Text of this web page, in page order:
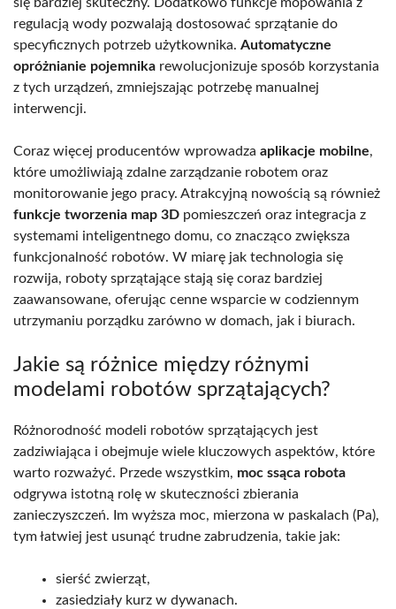
się bardziej skuteczny. Dodatkowo funkcje mopowania z
regulacją wody pozwalają dostosować sprzątanie do
specyficznych potrzeb użytkownika. Automatyczne
opróżnianie pojemnika rewolucjonizuje sposób korzystania
z tych urządzeń, zmniejszając potrzebę manualnej
interwencji.
Coraz więcej producentów wprowadza aplikacje mobilne,
które umożliwiają zdalne zarządzanie robotem oraz
monitorowanie jego pracy. Atrakcyjną nowością są również
funkcje tworzenia map 3D pomieszczeń oraz integracja z
systemami inteligentnego domu, co znacząco zwiększa
funkcjonalność robotów. W miarę jak technologia się
rozwija, roboty sprzątające stają się coraz bardziej
zaawansowane, oferując cenne wsparcie w codziennym
utrzymaniu porządku zarówno w domach, jak i biurach.
Jakie są różnice między różnymi
modelami robotów sprzątających?
Różnorodność modeli robotów sprzątających jest
zadziwiająca i obejmuje wiele kluczowych aspektów, które
warto rozważyć. Przede wszystkim, moc ssąca robota
odgrywa istotną rolę w skuteczności zbierania
zanieczyszczeń. Im wyższa moc, mierzona w paskalach (Pa),
tym łatwiej jest usunąć trudne zabrudzenia, takie jak:
sierść zwierząt,
zasiedziały kurz w dywanach.